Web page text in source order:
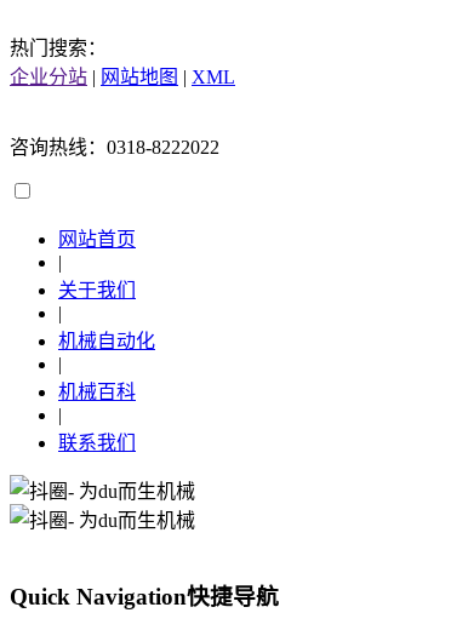
热门搜索：
企业分站 | 网站地图 | XML
咨询热线：0318-8222022
网站首页
|
关于我们
|
机械自动化
|
机械百科
|
联系我们
Quick Navigation快捷导航